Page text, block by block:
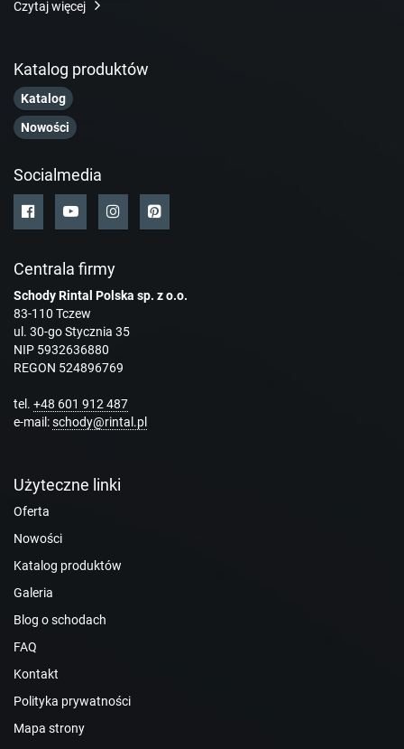
Czytaj więcej
Katalog produktów
Katalog
Nowości
Socialmedia
Centrala firmy
Schody Rintal Polska sp. z o.o.
83-110 Tczew
ul. 30-go Stycznia 35
NIP 5932636880
REGON 524896769
tel. +48 601 912 487
e-mail:schody@rintal.pl
Użyteczne linki
Oferta
Nowości
Katalog produktów
Galeria
Blog o schodach
FAQ
Kontakt
Polityka prywatności
Mapa strony